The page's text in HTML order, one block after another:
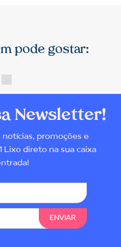
pode gostar:
Newsletter!
notícias, promoções e
Lixo direto na sua caixa